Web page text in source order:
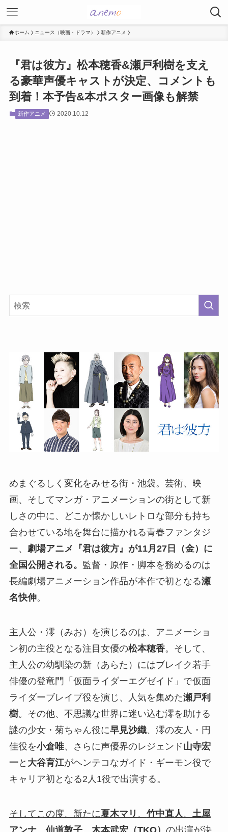
ホーム ニュース（映画・ドラマ） 新作アニメ
『君は彼方』松本穂香&瀬戸利樹を支え
る豪華声優キャストが決定、コメントも
到着！本予告&本ポスター画像も解禁
新作アニメ 2020.10.12
めまぐるしく変化をみせる街・池袋。芸術、映
画、そしてマンガ・アニメーションの街として新
しさの中に、どこか懐かしいレトロな部分も持ち
合わせている地を舞台に描かれる青春ファンタジ
ー、 劇場アニメ『君は彼方』が11月27日（金）に
全国公開される。 監督・原作・脚本を務めるのは
長編劇場アニメーション作品が本作で初となる瀬
名快伸。
主人公・澪（みお）を演じるのは、アニメーショ
ン初の主役となる注目女優の松本穂香。そして、
主人公の幼馴染の新（あらた）にはブレイク若手
俳優の登竜門「仮面ライダーエグゼイド」で仮面
ライダーブレイブ役を演じ、人気を集めた瀬戸利
樹。その他、不思議な世界に迷い込む澪を助ける
謎の少女・菊ちゃん役に早見沙織、澪の友人・円
佳役を小倉唯、さらに声優界のレジェンド山寺宏
一と 大谷育江がヘンテコなガイド・ギーモン役で
キャリア初となる2人1役で出演する。
そしてこの度、新たに夏木マリ 、 竹中直人 、
土屋
アンナ、 仙道敦子、 木本武宏（TKO） の出演が決